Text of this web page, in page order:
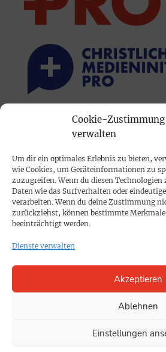
Cookie-Zustimmung
verwalten
Um dir ein optimales Erlebnis zu bieten,
wie Cookies, um Geräteinformationen zu
zuzugreifen. Wenn du diesen
Daten wie das Surfverhalten oder
verarbeiten. Wenn du deine Zustimmung
zurückziehst, können bestimmte
beeinträchtigt werden.
Dienste verwalten
Akzeptieren
Ablehnen
Einstellungen
PRINTAUSGABE
PROKOMPAKT
Impressum
SPENDEN
Datenschutz